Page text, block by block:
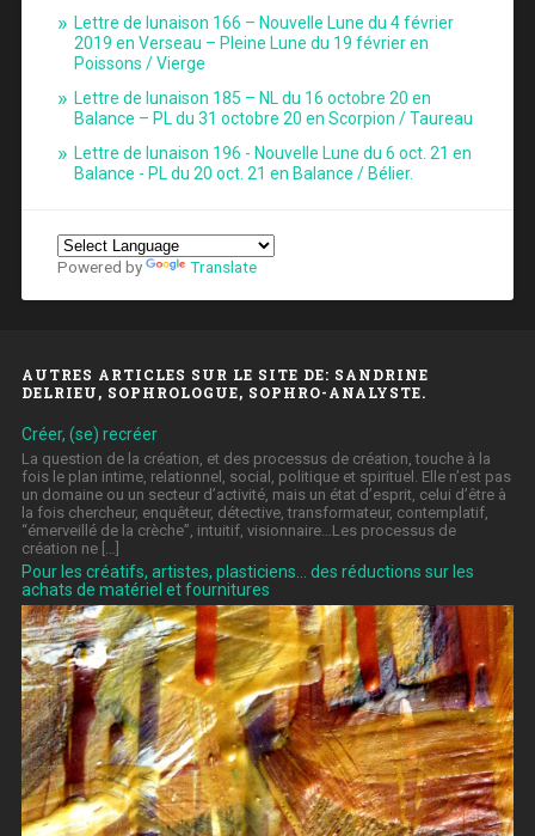
Lettre de lunaison 166 – Nouvelle Lune du 4 février
2019 en Verseau – Pleine Lune du 19 février en
Poissons / Vierge
Lettre de lunaison 185 – NL du 16 octobre 20 en
Balance – PL du 31 octobre 20 en Scorpion / Taureau
Lettre de lunaison 196 - Nouvelle Lune du 6 oct. 21 en
Balance - PL du 20 oct. 21 en Balance / Bélier.
Powered by Translate
AUTRES ARTICLES SUR LE SITE DE: SANDRINE
DELRIEU, SOPHROLOGUE, SOPHRO-ANALYSTE.
Créer, (se) recréer
La question de la création, et des processus de création, touche à la
fois le plan intime, relationnel, social, politique et spirituel. Elle n’est pas
un domaine ou un secteur d’activité, mais un état d’esprit, celui d’être à
la fois chercheur, enquêteur, détective, transformateur, contemplatif,
“émerveillé de la crèche”, intuitif, visionnaire…Les processus de
création ne […]
Pour les créatifs, artistes, plasticiens… des réductions sur les
achats de matériel et fournitures